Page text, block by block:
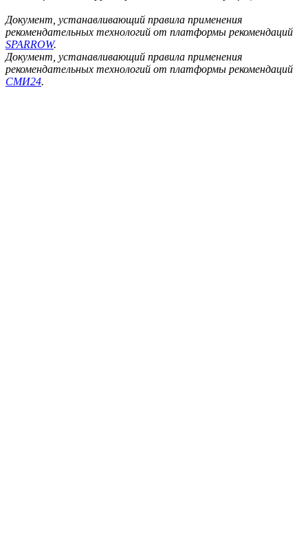
Документ, устанавливающий правила применения
рекомендательных технологий от платформы рекомендаций
SPARROW.
Документ, устанавливающий правила применения
рекомендательных технологий от платформы рекомендаций
СМИ24.